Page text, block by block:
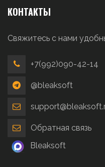
КОНТАКТЫ
Свяжитесь с нами
+7(992)090-42-14
@bleaksoft
Обратная связь
Bleaksoft